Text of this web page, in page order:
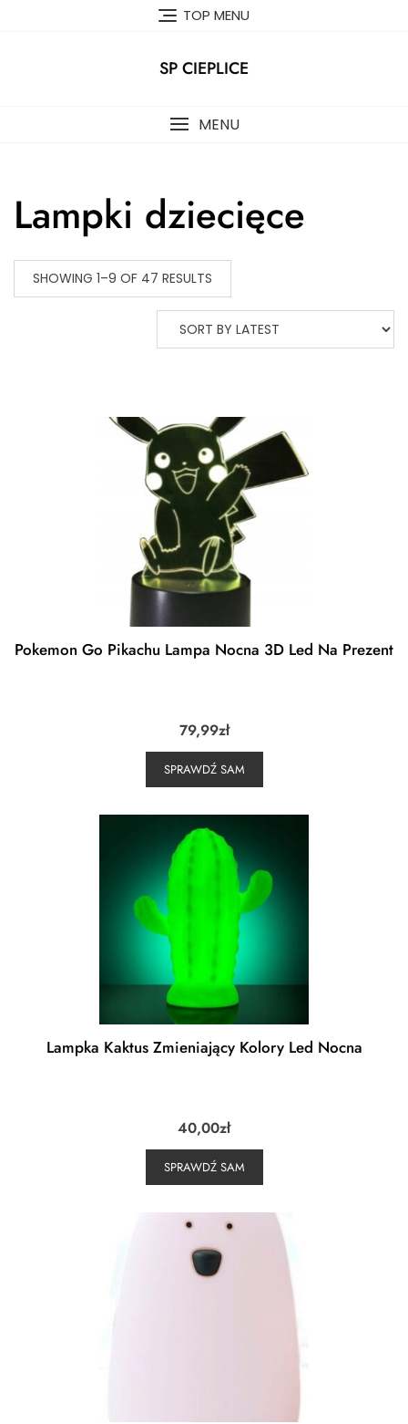
TOP MENU
SP CIEPLICE
MENU
Lampki dziecięce
SHOWING 1–9 OF 47 RESULTS
Pokemon Go Pikachu Lampa Nocna 3D Led Na Prezent
79,99zł
SPRAWDŹ SAM
Lampka Kaktus Zmieniający Kolory Led Nocna
40,00zł
SPRAWDŹ SAM